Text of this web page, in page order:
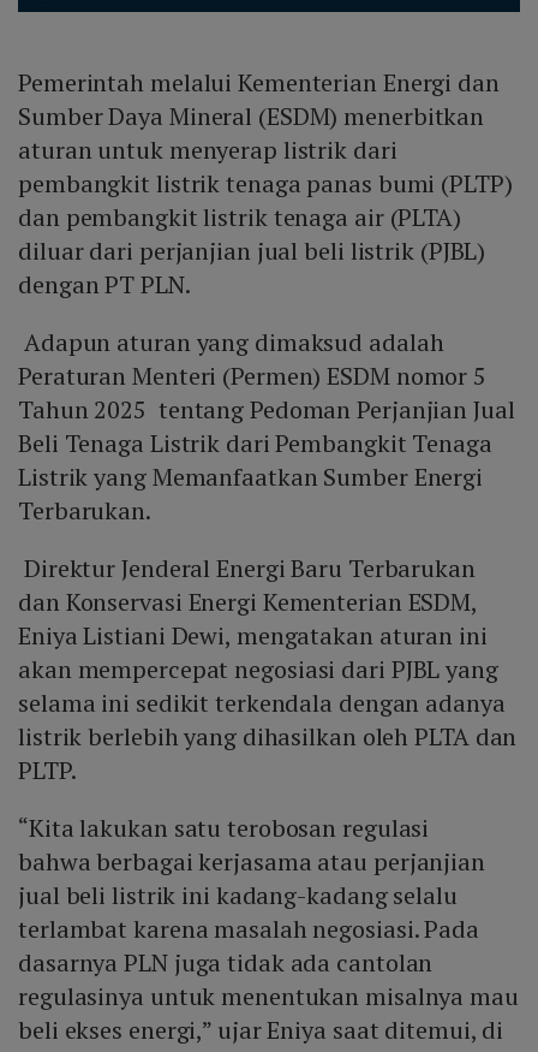
Pemerintah melalui Kementerian Energi dan
Sumber Daya Mineral (ESDM) menerbitkan
aturan untuk menyerap listrik dari
pembangkit listrik tenaga panas bumi (PLTP)
dan pembangkit listrik tenaga air (PLTA)
diluar dari perjanjian jual beli listrik (PJBL)
dengan PT PLN.
Adapun aturan yang dimaksud adalah
Peraturan Menteri (Permen) ESDM nomor 5
Tahun 2025 tentang Pedoman Perjanjian Jual
Beli Tenaga Listrik dari Pembangkit Tenaga
Listrik yang Memanfaatkan Sumber Energi
Terbarukan.
Direktur Jenderal Energi Baru Terbarukan
dan Konservasi Energi Kementerian ESDM,
Eniya Listiani Dewi, mengatakan aturan ini
akan mempercepat negosiasi dari PJBL yang
selama ini sedikit terkendala dengan adanya
listrik berlebih yang dihasilkan oleh PLTA dan
PLTP.
“Kita lakukan satu terobosan regulasi
bahwa berbagai kerjasama atau perjanjian
jual beli listrik ini kadang-kadang selalu
terlambat karena masalah negosiasi. Pada
dasarnya PLN juga tidak ada cantolan
regulasinya untuk menentukan misalnya mau
beli ekses energi,” ujar Eniya saat ditemui, di